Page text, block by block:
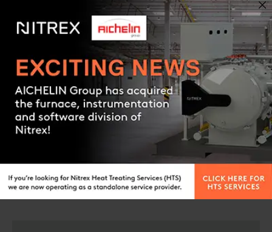
詳細情報を入手する
Contact us